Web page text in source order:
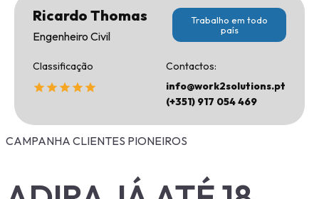
Ricardo Thomas
Engenheiro Civil
Trabalho em todo
país
Classificação
Contactos:
info@work2solutions.pt
(+351) 917 054 469
CAMPANHA CLIENTES PIONEIROS